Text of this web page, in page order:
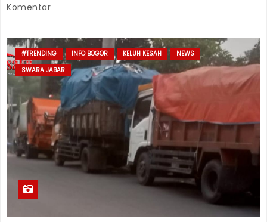
Komentar
#TRENDING INFO BOGOR KELUH KESAH
NEWS
SWARA JABAR